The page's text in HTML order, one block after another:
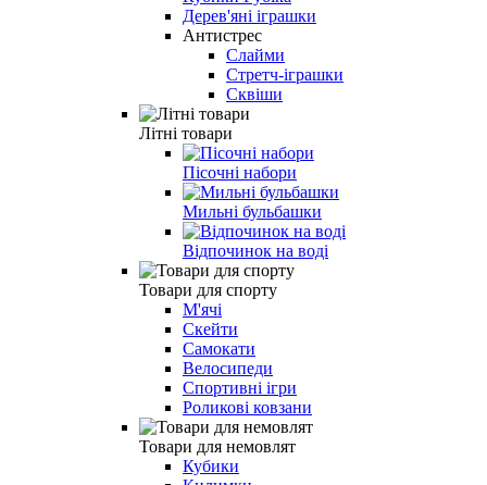
Дерев'яні іграшки
Антистрес
Слайми
Стретч-іграшки
Сквіши
Літні товари
Пісочні набори
Мильні бульбашки
Відпочинок на воді
Товари для спорту
М'ячі
Скейти
Самокати
Велосипеди
Спортивні ігри
Роликові ковзани
Товари для немовлят
Кубики